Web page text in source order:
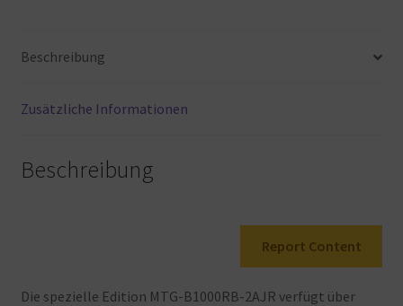
MTG-
2AJR
Menge
Beschreibung
Zusätzliche Informationen
Beschreibung
Report Content
Die spezielle Edition MTG-B1000RB-2AJR verfügt über